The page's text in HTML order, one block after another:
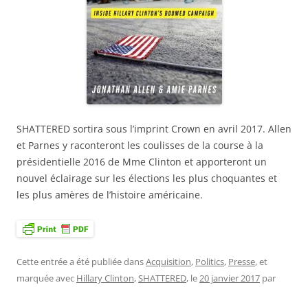
SHATTERED sortira sous l’imprint Crown en avril 2017. Allen
et Parnes y raconteront les coulisses de la course à la
présidentielle 2016 de Mme Clinton et apporteront un
nouvel éclairage sur les élections les plus choquantes et
les plus amères de l’histoire américaine.
Cette entrée a été publiée dansAcquisition, Politics, Presse, et
marquée avec Hillary Clinton,SHATTERED, le20 janvier 2017 par